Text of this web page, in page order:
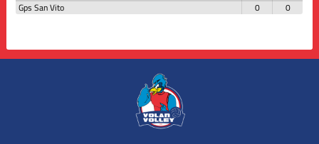
Gps San Vito
0 0